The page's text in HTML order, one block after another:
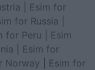
Esim for
for Russia
for Peru
Esim
Esim for
Norway
Esim for